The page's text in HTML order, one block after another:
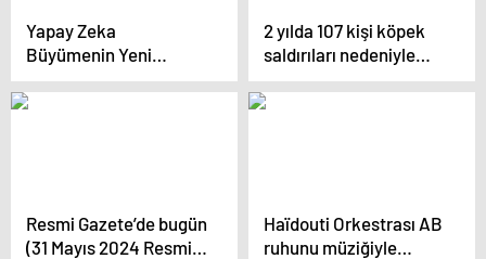
Yapay Zeka
Büyümenin Yeni
Lokomotifi: Türkiye
İçin Trilyonlarca TL’lik
2 yılda 107 kişi köpek
saldırıları nedeniyle
hayatını kaybetti
Resmi Gazete’de bugün
(31 Mayıs 2024 Resmi
Haïdouti Orkestrası AB
ruhunu müziğiyle